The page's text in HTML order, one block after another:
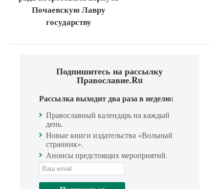
Почаевскую Лавру
государству
Подпишитесь на рассылку
Православие.Ru
Рассылка выходит два раза в неделю:
Православный календарь на каждый
день.
Новые книги издательства «Вольный
странник».
Анонсы предстоящих мероприятий.